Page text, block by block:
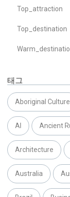
Top_attraction
Top_destination
태그
Aboriginal Culture
AI Ancient
Architecture
Australia